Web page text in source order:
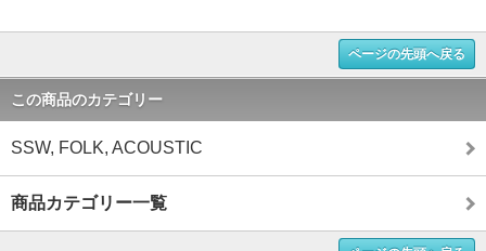
ページの先頭へ戻る
この商品のカテゴリー
SSW, FOLK, ACOUSTIC
商品カテゴリー一覧